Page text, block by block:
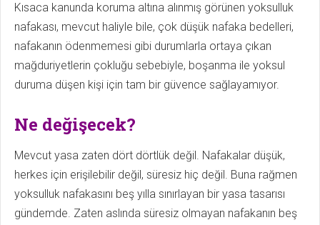
Kısaca kanunda koruma altına alınmış görünen yoksulluk
nafakası, mevcut haliyle bile, çok düşük nafaka bedelleri,
nafakanın ödenmemesi gibi durumlarla ortaya çıkan
mağduriyetlerin çokluğu sebebiyle, boşanma ile yoksul
duruma düşen kişi için tam bir güvence sağlayamıyor.
Ne değişecek?
Mevcut yasa zaten dört dörtlük değil. Nafakalar düşük,
herkes için erişilebilir değil, süresiz hiç değil. Buna rağmen
yoksulluk nafakasını beş yılla sınırlayan bir yasa tasarısı
gündemde. Zaten aslında süresiz olmayan nafakanın beş